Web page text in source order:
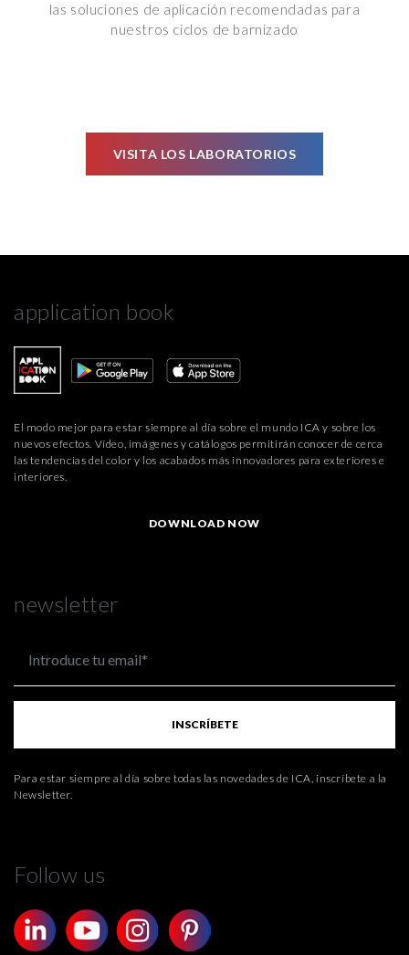
las soluciones de aplicación recomendadas para
nuestros ciclos de barnizado
VISITA LOS LABORATORIOS
application book
El modo mejor para estar siempre al día sobre el mundo ICA y sobre los
nuevos efectos. Vídeo, imágenes y catálogos permitirán conocer de cerca
las tendencias del color y los acabados más innovadores para exteriores e
interiores.
DOWNLOAD NOW
newsletter
INSCRÍBETE
Para estar siempre al día sobre todas las novedades de ICA, inscríbete a la
Newsletter.
Follow us